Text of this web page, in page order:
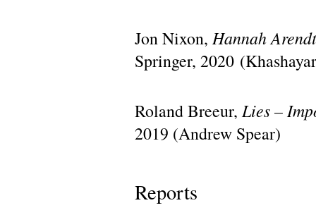
Jon Nixon, Hannah
Springer, 2020 (
Roland Breeur, Lies –
2019 (Andrew Spear)
Reports